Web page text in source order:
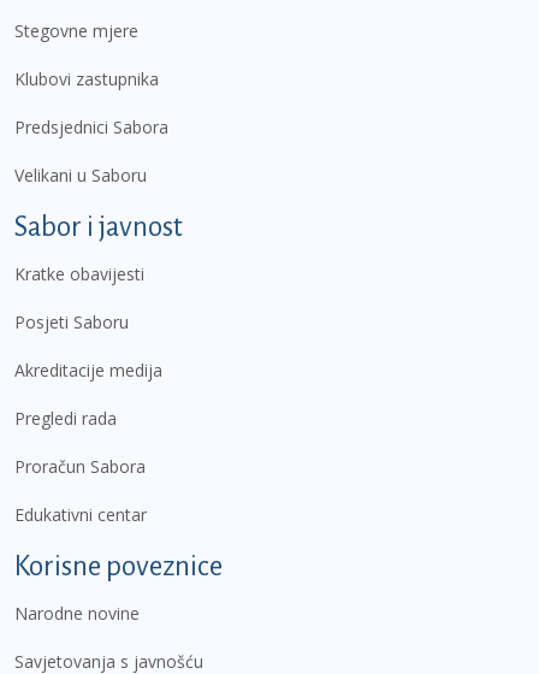
Stegovne mjere
Klubovi zastupnika
Predsjednici Sabora
Velikani u Saboru
Sabor i javnost
Kratke obavijesti
Posjeti Saboru
Akreditacije medija
Pregledi rada
Proračun Sabora
Edukativni centar
Korisne poveznice
Narodne novine
Savjetovanja s javnošću